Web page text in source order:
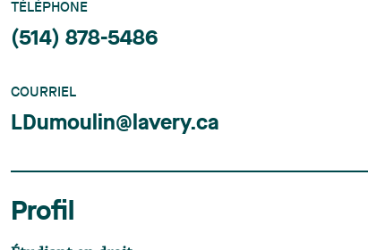
TÉLÉPHONE
(514) 878-5486
COURRIEL
LDumoulin@lavery.ca
Profil